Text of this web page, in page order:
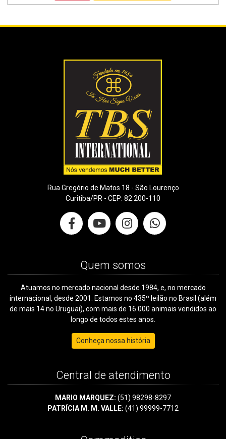
Rua Gregório de Matos 18 - São Lourenço
Curitiba/PR - CEP: 82.200-110
Quem somos
Atuamos no mercado nacional desde 1984, e, no mercado
internacional, desde 2001. Estamos no 435º leilão no Brasil (além
de mais 14 no Uruguai), com mais de 16.000 animais vendidos ao
longo de todos estes anos.
Conheça nossa história
Central de atendimento
MARIO MARQUEZ: (51) 98298-8297
PATRÍCIA M. M. VALLE: (41) 99999-7712